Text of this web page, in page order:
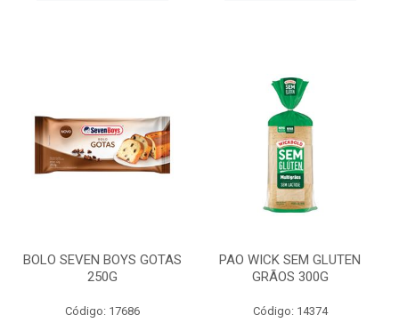
BOLO SEVEN BOYS GOTAS
250G
Código: 17686
PAO WICK SEM GLUTEN
GRÃOS 300G
Código: 14374